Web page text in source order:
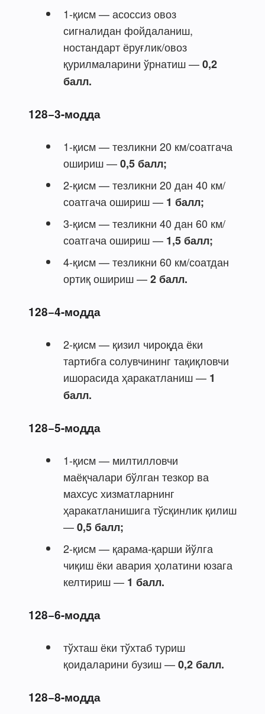
1-қисм — асоссиз овоз
сигналидан фойдаланиш,
ностандарт ёруғлик/овоз
қурилмаларини ўрнатиш —0,2
балл.
128−3-модда
1-қисм — тезликни 20 км/соатгача
ошириш —0,5 балл;
2-қисм — тезликни 20 дан 40 км/
соатгача ошириш — 1 балл;
3-қисм — тезликни 40 дан 60 км/
соатгача ошириш — 1,5 балл;
4-қисм — тезликни 60 км/соатдан
ортиқ ошириш —2 балл.
128−4-модда
2-қисм — қизил чироқда ёки
тартибга солувчининг тақиқловчи
ишорасида ҳаракатланиш — 1
балл.
128−5-модда
1-қисм — милтилловчи
маёқчалари бўлган тезкор ва
махсус хизматларнинг
ҳаракатланишига тўсқинлик қилиш
—0,5 балл;
2-қисм — қарама-қарши йўлга
чиқиш ёки авария ҳолатини юзага
келтириш — 1 балл.
128−6-модда
тўхташ ёки тўхтаб туриш
қоидаларини бузиш —0,2 балл.
128−8-модда